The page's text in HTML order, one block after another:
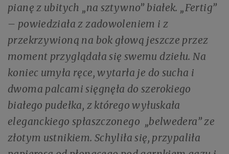
pianę z ubitych „na sztywno” białek. „Fertig”
– powiedziała z zadowoleniem i z
przekrzywioną na bok głową jeszcze przez
moment przyglądała się swemu dziełu. Na
koniec umyła ręce, wytarła je do sucha i
dwoma palcami sięgnęła do szerokiego
białego pudełka, z którego wyłuskała
eleganckiego spłaszczonego „belwedera” ze
złotym ustnikiem. Schyliła się, przypaliła